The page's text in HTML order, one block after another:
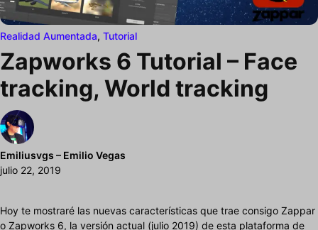
Realidad Aumentada, Tutorial
Zapworks 6 Tutorial – Face
tracking, World tracking
Emiliusvgs – Emilio Vegas
julio 22, 2019
Hoy te mostraré las nuevas características que trae consigo Zappar
o Zapworks 6, la versión actual (julio 2019) de esta plataforma de